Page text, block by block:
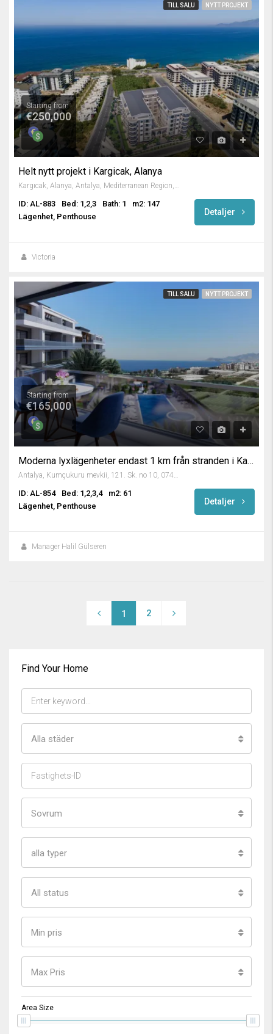
TILL SALU NYTT PROJEKT
Starting from
€250,000
Helt nytt projekt i Kargicak, Alanya
Kargıcak, Alanya, Antalya, Mediterranean Region, 07435, Turkey
ID: AL-883 Bed: 1,2,3 Bath: 1
m2: 147
Lägenhet, Penthouse
Detaljer
Victoria
TILL SALU NYTT PROJEKT
Starting from
€165,000
Moderna lyxlägenheter endast 1 km från stranden i Kargicak, Alanya
ID: AL-854 Bed: 1,2,3,4
m2: 61
Lägenhet, Penthouse
Detaljer
Manager Halil Gülseren
1 2
Find Your Home
Alla städer
Sovrum
alla typer
All status
Min pris
Max Pris
Area Size